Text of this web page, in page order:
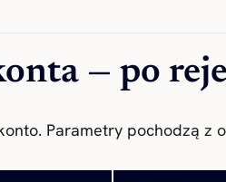
— po
Parametry pochodzą